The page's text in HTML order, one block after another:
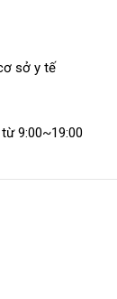
sở y tế
9:00~19:00